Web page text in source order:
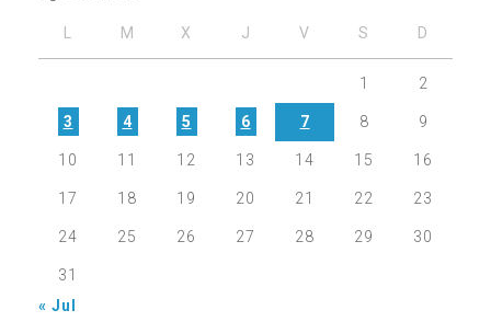
M X J V S D
1 2
3 4 5 6 7 8 9
10 11 12 13 14 15 16
17 18 19 20 21 22 23
24 25 26 27 28 29 30
31
« Jul